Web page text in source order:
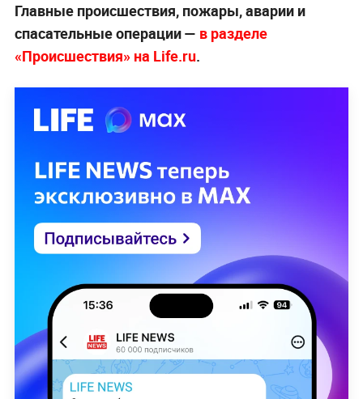
Главные происшествия, пожары, аварии и
спасательные операции — в разделе
«Происшествия» на Life.ru.